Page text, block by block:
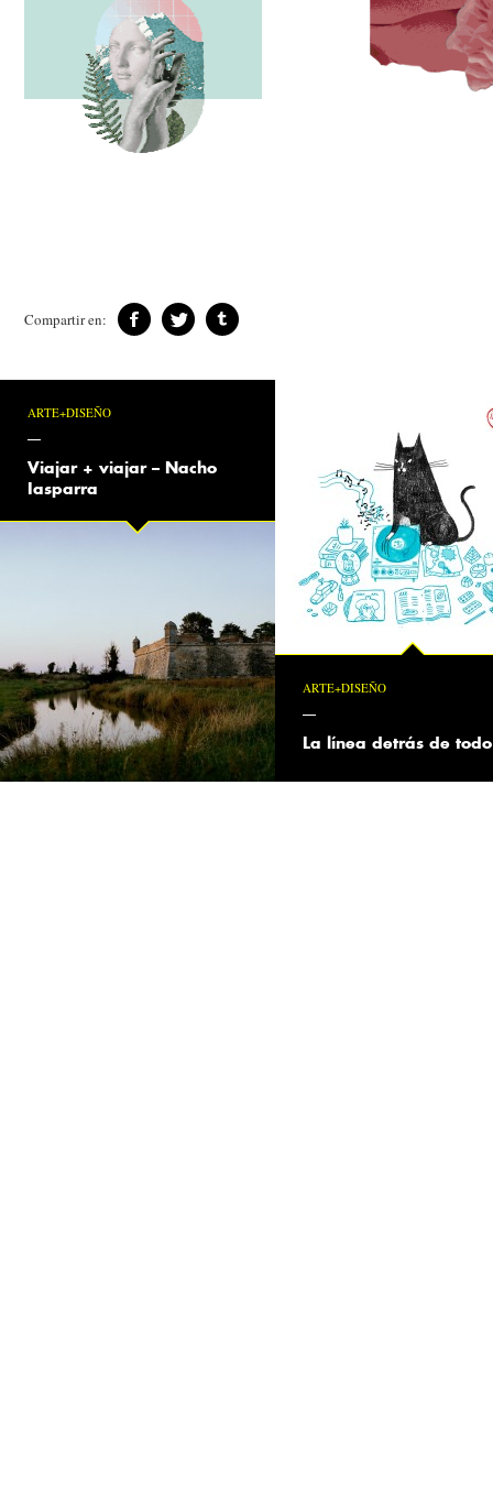
Compartir en:
ARTE+DISEÑO
Viajar + viajar – Nacho
Iasparra
ARTE+DISEÑO
La línea detrás de todo